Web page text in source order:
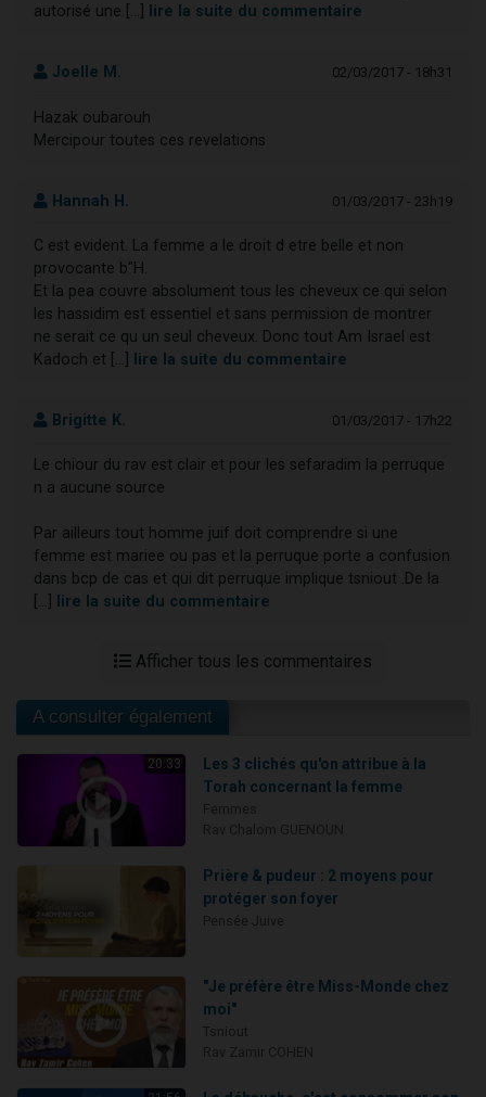
autorisé une [...]
lire la suite du commentaire
Joelle M. 02/03/2017 - 18h31
Hazak oubarouh
Mercipour toutes ces revelations
Hannah H. 01/03/2017 - 23h19
C est evident. La femme a le droit d etre belle et non
provocante b"H.
Et la pea couvre absolument tous les cheveux ce qui selon
les hassidim est essentiel et sans permission de montrer
ne serait ce qu un seul cheveux. Donc tout Am Israel est
Kadoch et [...]
lire la suite du commentaire
Brigitte K. 01/03/2017 - 17h22
Le chiour du rav est clair et pour les sefaradim la perruque
n a aucune source
Par ailleurs tout homme juif doit comprendre si une
femme est mariee ou pas et la perruque porte a confusion
dans bcp de cas et qui dit perruque implique tsniout .De la
[...]
lire la suite du commentaire
Afficher tous les commentaires
A consulter également
20:33
Les 3 clichés qu'on attribue à la
Torah concernant la femme
Prière & pudeur : 2 moyens pour
protéger son foyer
"Je préfère être Miss-Monde chez
moi"